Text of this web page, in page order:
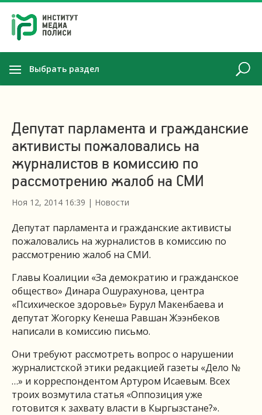
Выбрать раздел
Депутат парламента и гражданские
активисты пожаловались на
журналистов в комиссию по
рассмотрению жалоб на СМИ
Ноя 12, 2014 16:39 | Новости
Депутат парламента и гражданские активисты
пожаловались на журналистов в комиссию по
рассмотрению жалоб на СМИ.
Главы Коалиции «За демократию и гражданское
общество» Динара Ошурахунова, центра
«Психическое здоровье» Бурул Макенбаева и
депутат Жогорку Кенеша Равшан Жээнбеков
написали в комиссию письмо.
Они требуют рассмотреть вопрос о нарушении
журналистской этики редакцией газеты «Дело №
…» и корреспондентом Артуром Исаевым. Всех
троих возмутила статья «Оппозиция уже
готовится к захвату власти в Кыргызстане?».